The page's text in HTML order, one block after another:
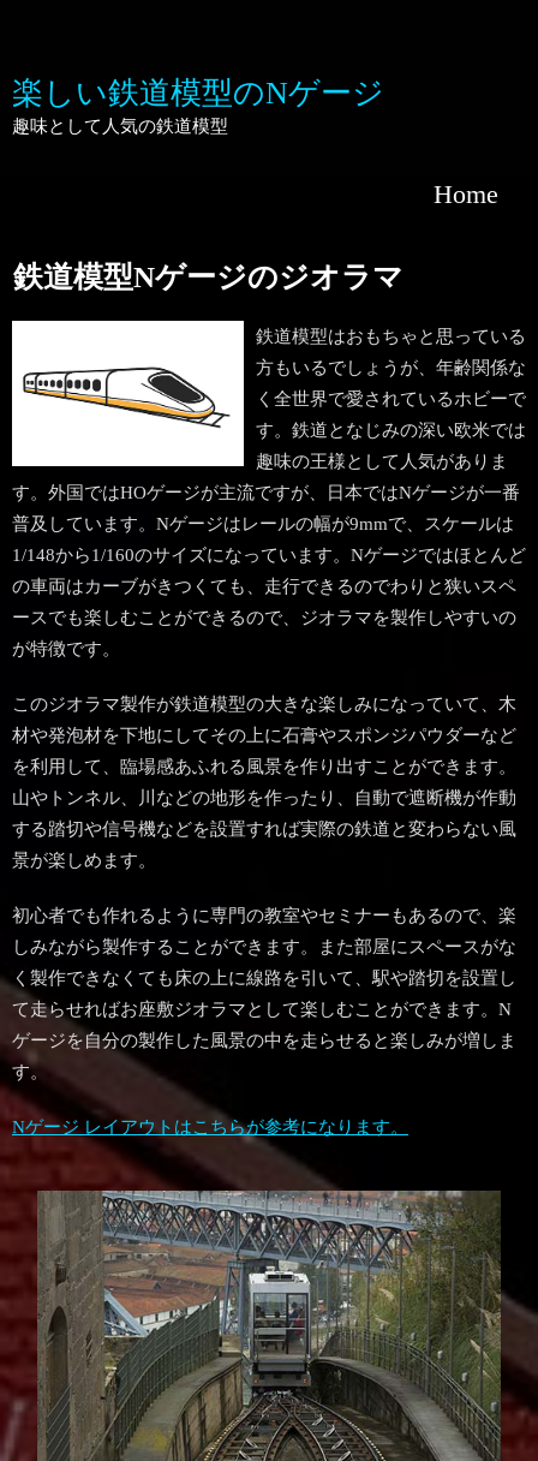
楽しい鉄道模型のNゲージ
趣味として人気の鉄道模型
Home
鉄道模型Nゲージのジオラマ
鉄道模型はおもちゃと思っている
方もいるでしょうが、年齢関係な
く全世界で愛されているホビーで
す。鉄道となじみの深い欧米では
趣味の王様として人気がありま
す。外国ではHOゲージが主流ですが、日本ではNゲージが一番
普及しています。Nゲージはレールの幅が9mmで、スケールは
1/148から1/160のサイズになっています。Nゲージではほとんど
の車両はカーブがきつくても、走行できるのでわりと狭いスペ
ースでも楽しむことができるので、ジオラマを製作しやすいの
が特徴です。
このジオラマ製作が鉄道模型の大きな楽しみになっていて、木
材や発泡材を下地にしてその上に石膏やスポンジパウダーなど
を利用して、臨場感あふれる風景を作り出すことができます。
山やトンネル、川などの地形を作ったり、自動で遮断機が作動
する踏切や信号機などを設置すれば実際の鉄道と変わらない風
景が楽しめます。
初心者でも作れるように専門の教室やセミナーもあるので、楽
しみながら製作することができます。また部屋にスペースがな
く製作できなくても床の上に線路を引いて、駅や踏切を設置し
て走らせればお座敷ジオラマとして楽しむことができます。N
ゲージを自分の製作した風景の中を走らせると楽しみが増しま
す。
Nゲージ レイアウトはこちらが参考になります。